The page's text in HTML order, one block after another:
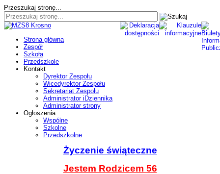
Przeszukaj stronę...
Strona główna
Zespół
Szkoła
Przedszkole
Kontakt
Dyrektor Zespołu
Wicedyrektor Zespołu
Sekretariat Zespołu
Administrator iDziennika
Administrator strony
Ogłoszenia
Wspólne
Szkolne
Przedszkolne
Życzenie świąteczne
Jestem Rodzicem 56